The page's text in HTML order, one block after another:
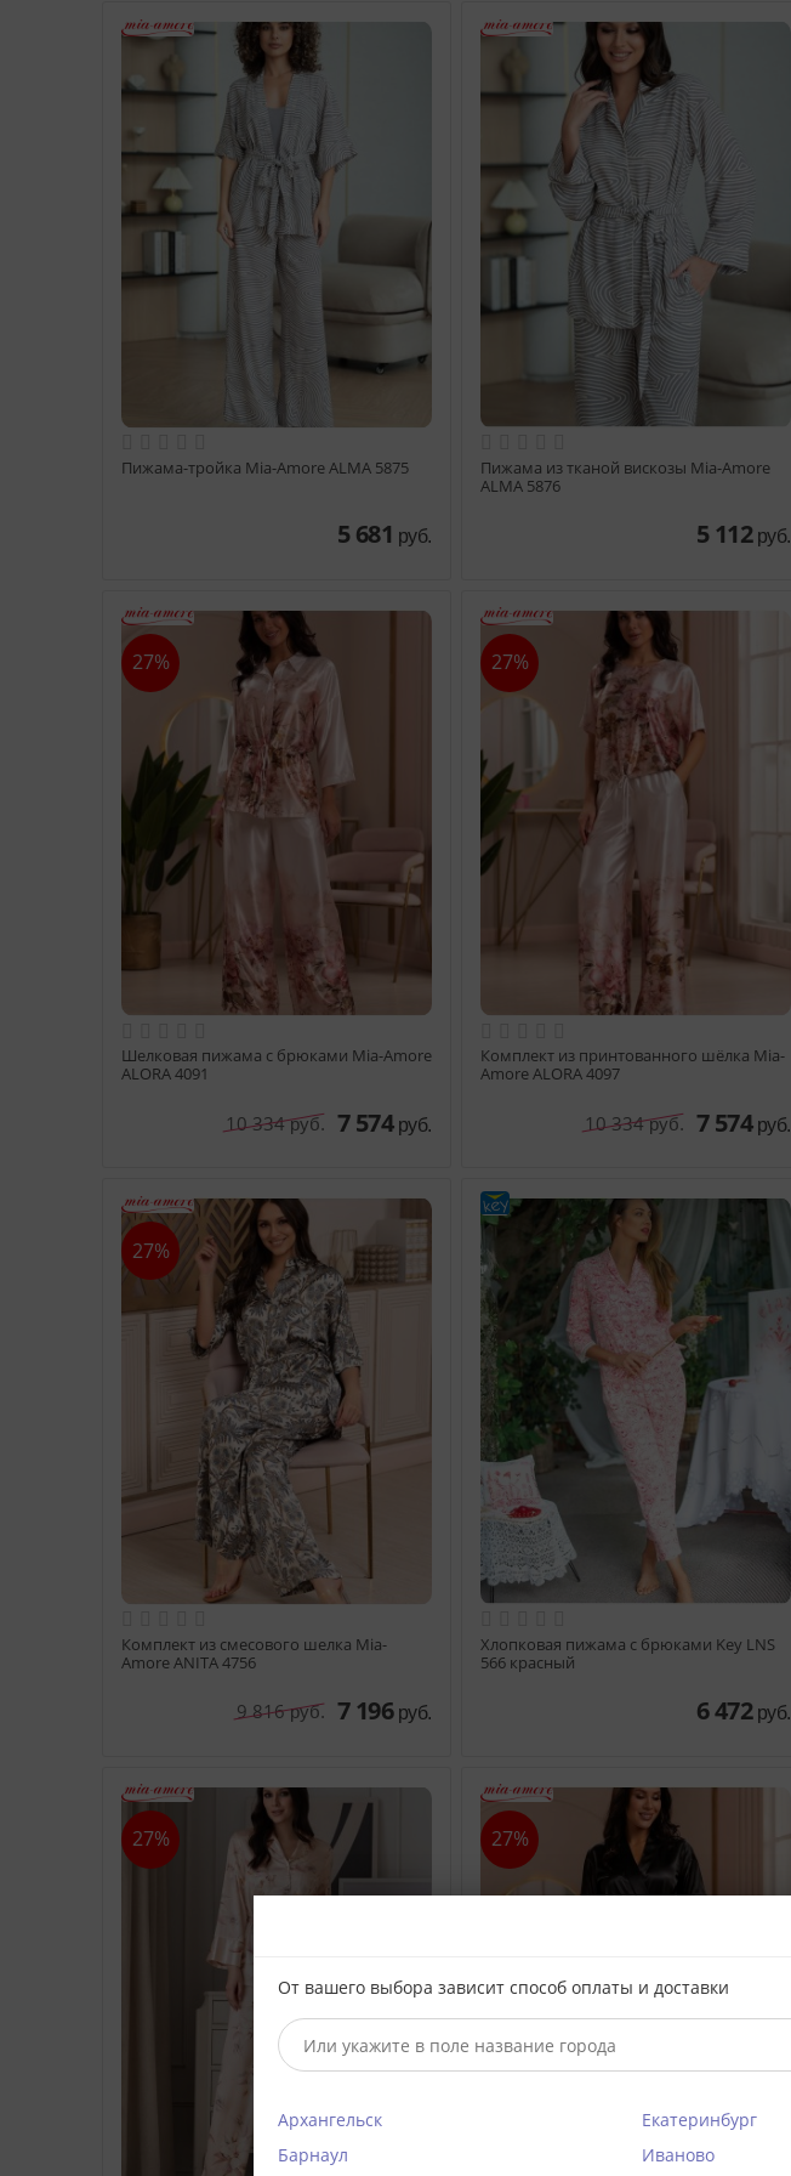
Пижама-тройка Mia-Amore ALMA 5875
5 681 руб.
Пижама из тканой вискозы Mia-Amore
ALMA 5876
5 112 руб.
27%
Шелковая пижама с брюками Mia-Amore
ALORA 4091
10 334 руб. 7 574 руб.
27%
Комплект из принтованного шёлка Mia-
Amore ALORA 4097
10 334 руб. 7 574 руб.
27%
Комплект из смесового шелка Mia-
Amore ANITA 4756
9 816 руб. 7 196 руб.
Хлопковая пижама с брюками Key LNS
566 красный
6 472 руб.
27% 27%
От вашего выбора зависит способ оплаты и доставки
Архангельск
Барнаул
Екатеринбург
Иваново